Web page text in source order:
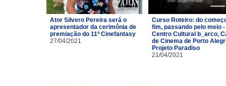
Ator Silvero Pereira será o
apresentador da cerimônia de
premiação do 11º Cinefantasy
27/04/2021
Curso Roteiro: do
fim, passando pelo meio -
Centro Cultural b_arco,
de Cinema de Porto
Projeto Paradiso
21/04/2021